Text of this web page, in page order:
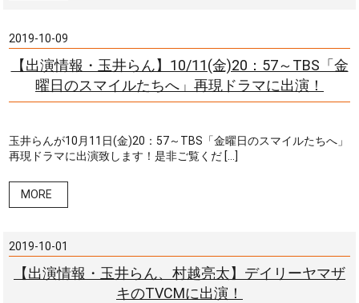
2019-10-09
【出演情報・玉井らん】10/11(金)20：57～TBS「金
曜日のスマイルたちへ」再現ドラマに出演！
玉井らんが10月11日(金)20：57～TBS「金曜日のスマイルたちへ」
再現ドラマに出演致します！是非ご覧くだ […]
MORE
2019-10-01
【出演情報・玉井らん、村越亮太】デイリーヤマザ
キのTVCMに出演！